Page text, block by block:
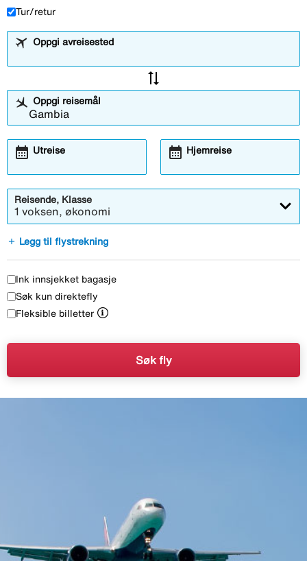
Tur/retur
Oppgi avreisested
sync_alt
Oppgi reisemål
Utreise
calendar_month Hjemreise
calendar_month
Reisende, Klasse
1 voksen, økonomi
add Legg til flystrekning
Ink innsjekket bagasje
Søk kun direktefly
Fleksible billetter
Søk fly